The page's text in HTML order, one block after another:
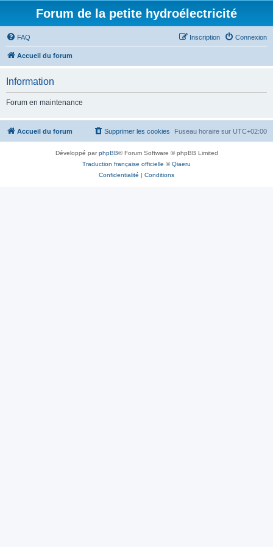
Forum de la petite hydroélectricité
FAQ Connexion
Inscription
Accueil du forum
Information
Forum en maintenance
Accueil du forum Fuseau horaire sur UTC+02:00
Supprimer les cookies
Développé parphpBB® Forum Software © phpBB Limited
Traduction française officielle ©Qiaeru
Confidentialité | Conditions